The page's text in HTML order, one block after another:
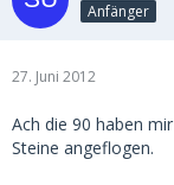
Anfänger
27. Juni 2012
Ach die 90 haben
Steine angeflogen.